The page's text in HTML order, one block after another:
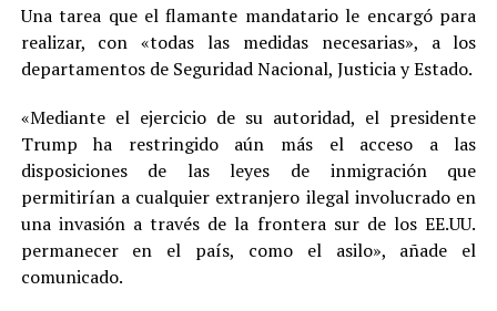
Una tarea que el flamante mandatario le encargó para
realizar, con «todas las medidas necesarias», a los
departamentos de Seguridad Nacional, Justicia y Estado.
«Mediante el ejercicio de su autoridad, el presidente
Trump ha restringido aún más el acceso a las
disposiciones de las leyes de inmigración que
permitirían a cualquier extranjero ilegal involucrado en
una invasión a través de la frontera sur de los EE.UU.
permanecer en el país, como el asilo», añade el
comunicado.